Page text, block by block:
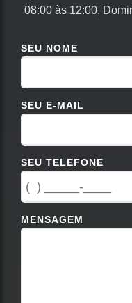
08:00 às 12:00,
SEU NOME
SEU E-MAIL
SEU TELEFONE
MENSAGEM